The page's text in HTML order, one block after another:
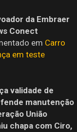
da Embraer
Conect
em Carro
em teste
validade de
manutenção
União
chapa com Ciro,